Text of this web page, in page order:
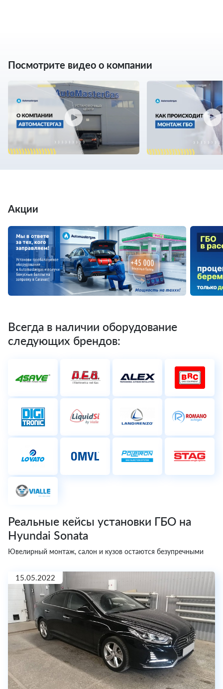
Посмотрите видео о компании
Акции
Всегда в наличии оборудование
следующих брендов:
Реальные кейсы установки ГБО на
Hyundai Sonata
Ювелирный монтаж, салон и кузов остаются безупречными
15.05.2022